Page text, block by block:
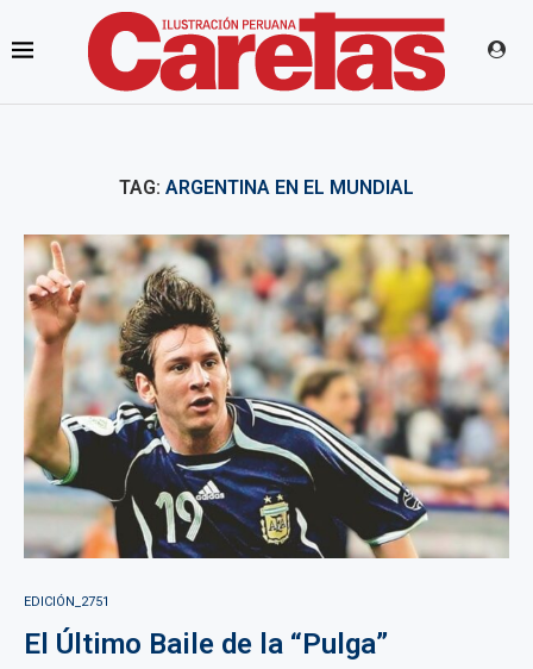
TAG: ARGENTINA EN EL MUNDIAL
EDICIÓN_2751
El Último Baile de la “Pulga”